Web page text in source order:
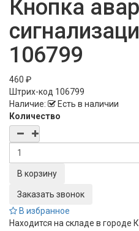
Кнопка
106799
460 ₽
Штрих-код 106799
Наличие:
Есть в наличии
Количество
Заказать звонок
В избранное
Находится на складе в городе